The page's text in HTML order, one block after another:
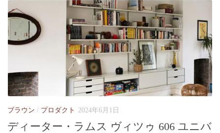
ブラウン / プロダクト 2024年6月1日
ディーター・ラムス ヴィツゥ 606 ユニバ